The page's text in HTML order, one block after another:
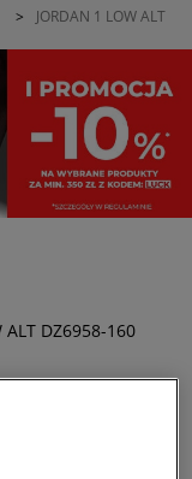
> JORDAN 1 LOW ALT